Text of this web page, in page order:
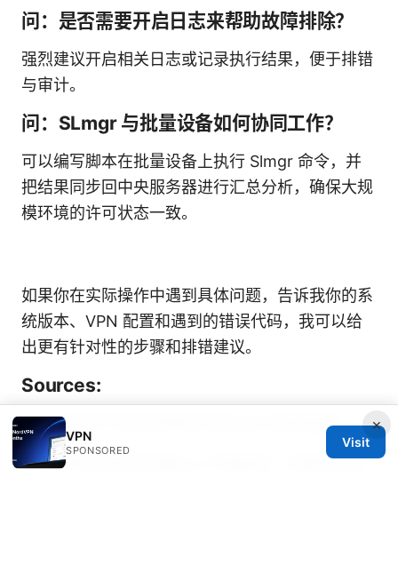
问：是否需要开启日志来帮助故障排除？
强烈建议开启相关日志或记录执行结果，便于排错
与审计。
问：SLmgr 与批量设备如何协同工作？
可以编写脚本在批量设备上执行 Slmgr 命令，并
把结果同步回中央服务器进行汇总分析，确保大规
模环境的许可状态一致。
如果你在实际操作中遇到具体问题，告诉我你的系
统版本、VPN 配置和遇到的错误代码，我可以给
出更有针对性的步骤和排错建议。
Sources:
丙烷和天然气在家用燃料中的对比与使用指南
2025微软edge浏览器vpn下载指南：内置安全网
×
VPN
SPONSORED
Visit